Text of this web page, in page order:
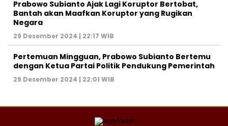
Prabowo Subianto Ajak Lagi Koruptor Bertobat,
Bantah akan Maafkan Koruptor yang Rugikan
Negara
29 Desember 2024 | 22:17 WIB
Pertemuan Mingguan, Prabowo Subianto Bertemu
dengan Ketua Partai Politik Pendukung Pemerintah
29 Desember 2024 | 22:01 WIB